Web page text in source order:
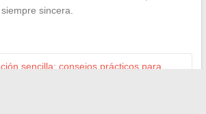
sincera.
sencilla: consejos prácticos para